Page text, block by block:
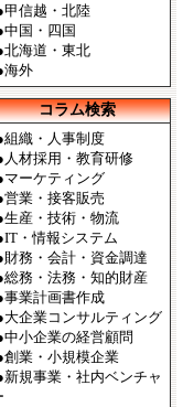
甲信越・北陸
中国・四国
北海道・東北
海外
コラム検索
組織・人事制度
人材採用・教育研修
マーケティング
営業・接客販売
生産・技術・物流
・情報システム
財務・会計・資金調達
総務・法務・知的財産
事業計画書作成
大企業コンサルティング
中小企業の経営顧問
創業・小規模企業
新規事業・社内ベンチャ